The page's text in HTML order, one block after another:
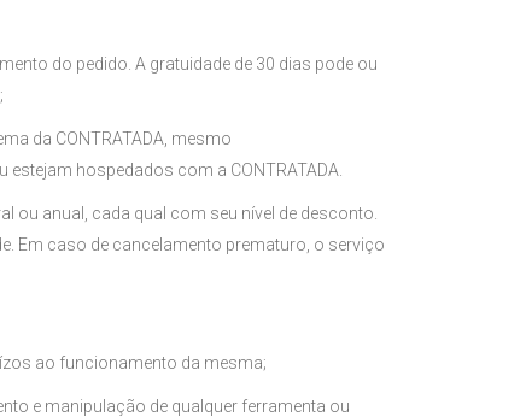
do pedido. A gratuidade de 30 dias pode ou
da CONTRATADA, mesmo
hospedados com a CONTRATADA.
anual, cada qual com seu nível de desconto.
Em caso de cancelamento prematuro, o serviço
ao funcionamento da mesma;
e manipulação de qualquer ferramenta ou